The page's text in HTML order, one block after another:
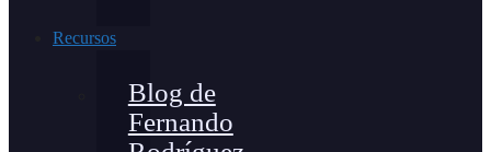
Recursos
Blog de
Fernando